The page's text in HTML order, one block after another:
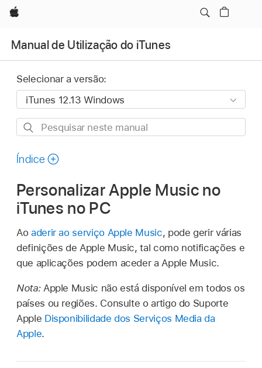
Apple
Manual de Utilização do iTunes
Selecionar a versão:
Pesquisar
manual
Índice
Personalizar Apple Music no
iTunes no PC
Ao aderir ao serviço Apple Music, pode gerir várias
definições de Apple Music, tal como notificações e
que aplicações podem aceder a Apple Music.
Nota: Apple Music não está disponível em todos os
países ou regiões. Consulte o artigo do Suporte
Apple Disponibilidade dos Serviços Media da
Apple.